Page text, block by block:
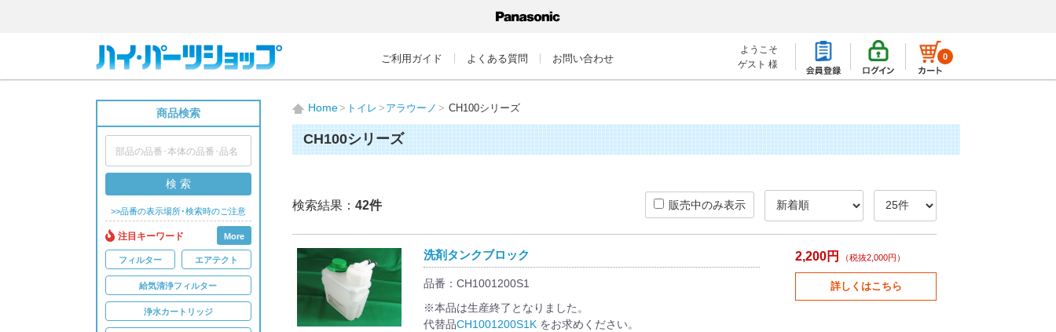
ご利用ガイド よくある質問 お問い合わせ
ようこそ
ゲスト 様
0
商品検索
検 索
>>品番の表示場所･検索時のご注意
注目キーワード More
フィルター エアテクト
給気清浄フィルター
浄水カートリッジ
Home トイレ アラウーノ CH100シリーズ
CH100シリーズ
検索結果： 42件 販売中のみ表示
洗剤タンクブロック
品番：CH1001200S1
※本品は生産終了となりました。
代替品CH1001200S1Kをお求めください。
2,200円 （税抜2,000円）
詳しくはこちら